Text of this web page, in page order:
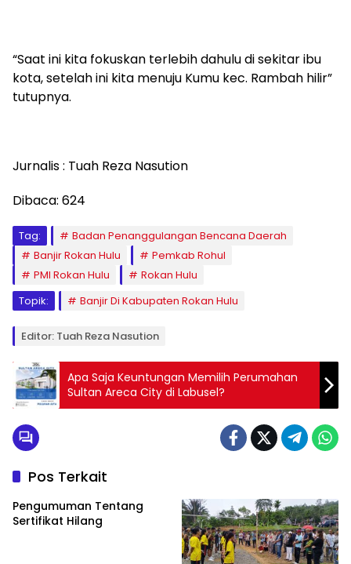
“Saat ini kita fokuskan terlebih dahulu di sekitar ibu
kota, setelah ini kita menuju Kumu kec. Rambah hilir”
tutupnya.
Jurnalis : Tuah Reza Nasution
Dibaca: 624
Tag:
Badan Penanggulangan Bencana Daerah
Banjir Rokan Hulu
Pemkab Rohul
PMI Rokan Hulu
Rokan Hulu
Topik:
Banjir Di Kabupaten Rokan Hulu
Editor: Tuah Reza Nasution
Apa Saja Keuntungan Memilih Perumahan
Sultan Areca City di Labusel?
Pos Terkait
Pengumuman Tentang
Sertifikat Hilang